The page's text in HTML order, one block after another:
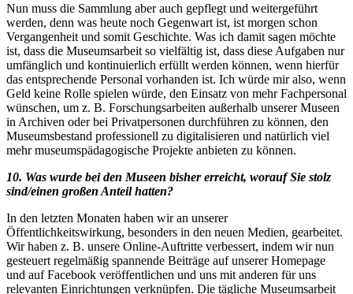
Nun muss die Sammlung aber auch gepflegt und weitergeführt
werden, denn was heute noch Gegenwart ist, ist morgen schon
Vergangenheit und somit Geschichte. Was ich damit sagen möchte
ist, dass die Museumsarbeit so vielfältig ist, dass diese Aufgaben nur
umfänglich und kontinuierlich erfüllt werden können, wenn hierfür
das entsprechende Personal vorhanden ist. Ich würde mir also, wenn
Geld keine Rolle spielen würde, den Einsatz von mehr Fachpersonal
wünschen, um z. B. Forschungsarbeiten außerhalb unserer Museen
in Archiven oder bei Privatpersonen durchführen zu können, den
Museumsbestand professionell zu digitalisieren und natürlich viel
mehr museumspädagogische Projekte anbieten zu können.
10. Was wurde bei den Museen bisher erreicht, worauf Sie stolz
sind/einen großen Anteil hatten?
In den letzten Monaten haben wir an unserer
Öffentlichkeitswirkung, besonders in den neuen Medien, gearbeitet.
Wir haben z. B. unsere Online-Auftritte verbessert, indem wir nun
gesteuert regelmäßig spannende Beiträge auf unserer Homepage
und auf Facebook veröffentlichen und uns mit anderen für uns
relevanten Einrichtungen verknüpfen. Die tägliche Museumsarbeit